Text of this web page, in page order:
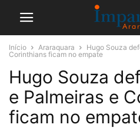
Início Araraquara
Hugo Souza
Corinthians ficam no empate
Hugo Souza
e Palmeiras e
ficam no